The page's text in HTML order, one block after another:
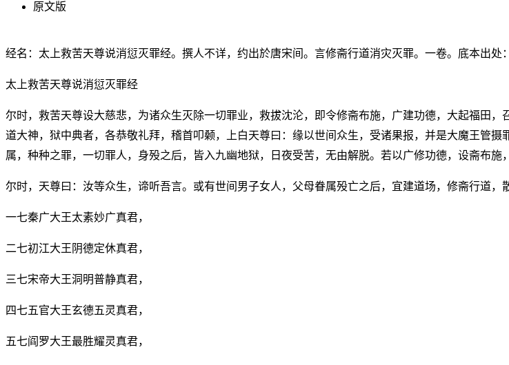
原文版
经名：太上救苦天尊说消愆灭罪经。撰人不详，约出於唐宋间。言修斋行道消灾灭罪。一卷。底本出处
太上救苦天尊说消愆灭罪经
尔时，救苦天尊设大慈悲，为诸众生灭除一切罪业，救拔沈沦，即令修斋布施，广建功德，大起福田
道大神，狱中典者，各恭敬礼拜，稽首叩颡，上白天尊曰：缘以世间众生，受诸果报，并是大魔王管
属，种种之罪，一切罪人，身殁之后，皆入九幽地狱，日夜受苦，无由解脱。若以广修功德，设斋布施
尔时，天尊曰：汝等众生，谛听吾言。或有世间男子女人，父母眷属殁亡之后，宜建道场，修斋行道，
一七秦广大王太素妙广真君，
二七初江大王阴德定休真君，
三七宋帝大王洞明普静真君，
四七五官大王玄德五灵真君，
五七阎罗大王最胜耀灵真君，